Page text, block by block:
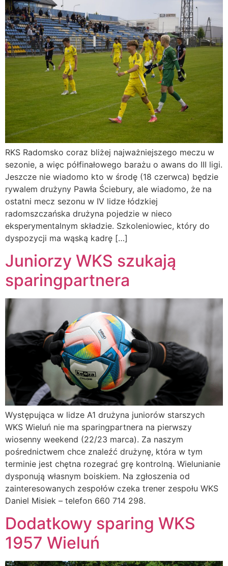
RKS Radomsko coraz bliżej najważniejszego meczu w
sezonie, a więc półfinałowego barażu o awans do III ligi.
Jeszcze nie wiadomo kto w środę (18 czerwca) będzie
rywalem drużyny Pawła Ściebury, ale wiadomo, że na
ostatni mecz sezonu w IV lidze łódzkiej
radomszczańska drużyna pojedzie w nieco
eksperymentalnym składzie. Szkoleniowiec, który do
dyspozycji ma wąską kadrę […]
Juniorzy WKS szukają
sparingpartnera
Występująca w lidze A1 drużyna juniorów starszych
WKS Wieluń nie ma sparingpartnera na pierwszy
wiosenny weekend (22/23 marca). Za naszym
pośrednictwem chce znaleźć drużynę, która w tym
terminie jest chętna rozegrać grę kontrolną. Wielunianie
dysponują własnym boiskiem. Na zgłoszenia od
zainteresowanych zespołów czeka trener zespołu WKS
Daniel Misiek – telefon 660 714 298.
Dodatkowy sparing WKS
1957 Wieluń